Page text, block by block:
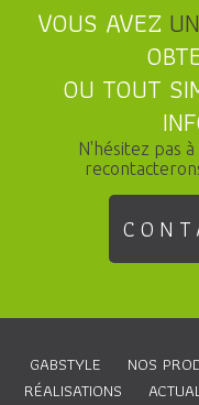
VOUS AVEZ
OU TOUT
N'hésitez pas
GABSTYLE NOS
RÉALISATIONS